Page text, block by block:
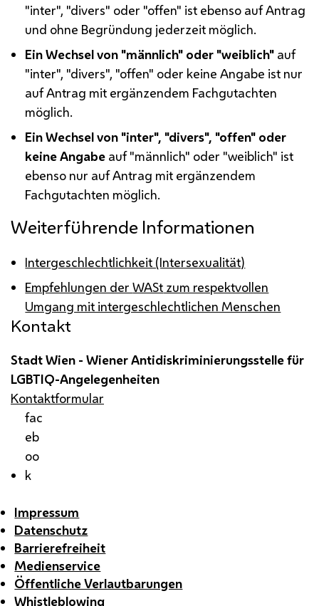
"inter", "divers" oder "offen" ist ebenso auf Antrag
und ohne Begründung jederzeit möglich.
Ein Wechsel von "männlich" oder "weiblich" auf
"inter", "divers", "offen" oder keine Angabe ist nur
auf Antrag mit ergänzendem Fachgutachten
möglich.
Ein Wechsel von "inter", "divers", "offen" oder
keine Angabe auf "männlich" oder "weiblich" ist
ebenso nur auf Antrag mit ergänzendem
Fachgutachten möglich.
Weiterführende Informationen
Intergeschlechtlichkeit (Intersexualität)
Empfehlungen derWASt zum respektvollen
Umgang mit intergeschlechtlichen Menschen
Kontakt
Stadt Wien - Wiener Antidiskriminierungsstelle für
LGBTIQ-Angelegenheiten
Kontaktformular
fac
eb
oo
k
Impressum
Datenschutz
Barrierefreiheit
Medienservice
Öffentliche Verlautbarungen
Whistleblowing